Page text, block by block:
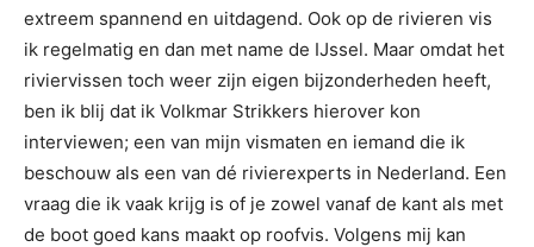
extreem spannend en uitdagend. Ook op de rivieren vis
ik regelmatig en dan met name de IJssel. Maar omdat het
riviervissen toch weer zijn eigen bijzonderheden heeft,
ben ik blij dat ik Volkmar Strikkers hierover kon
interviewen; een van mijn vismaten en iemand die ik
beschouw als een van dé rivierexperts in Nederland. Een
vraag die ik vaak krijg is of je zowel vanaf de kant als met
de boot goed kans maakt op roofvis. Volgens mij kan